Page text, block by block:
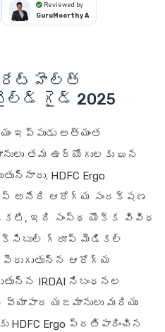
Reviewed by
GuruMoorthy A
హెల్త్
గైడ్ 2025
ఇప్పుడు అత్యంత
తమ ఉద్యోగులకు ఘన
HDFC Ergo
అనేది ఆరోగ్య సంరక్షణ
ఇది సంస్థ యొక్క వివిధ
గ్రూప్ మెడికల్
పెరుగుతున్న ఆరోగ్య
IRDAI నిబంధనల
వ్యాపార యజమానులు మరియు
Ergo ప్రతిపాదించిన